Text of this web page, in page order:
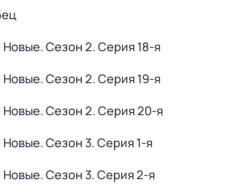
Новые. Сезон 2. Серия 18-я
Новые. Сезон 2. Серия 19-я
Новые. Сезон 2. Серия 20-я
Новые. Сезон 3. Серия 1-я
Новые. Сезон 3. Серия 2-я